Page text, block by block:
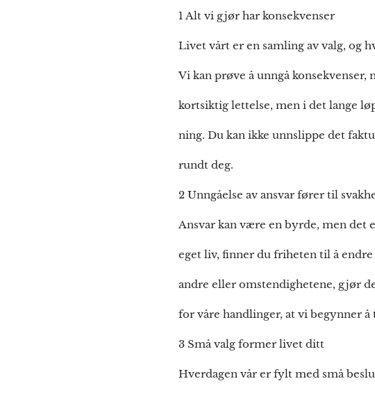
1 Alt vi gjør har konsekvenser
Livet vårt er en samling av valg, og
Vi kan prøve å unngå konsekvenser,
kortsiktig lettelse, men i det lange
ning. Du kan ikke unnslippe det
rundt deg.
2 Unngåelse av ansvar fører til
Ansvar kan være en byrde, men det
eget liv, finner du friheten til å endre
andre eller omstendighetene, gjør
for våre handlinger, at vi begynner
3 Små valg former livet ditt
Hverdagen vår er fylt med små